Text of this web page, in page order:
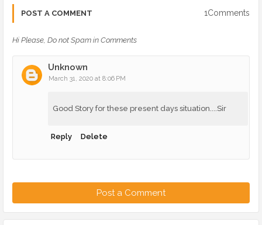
POST A COMMENT 1Comments
Hi Please, Do not Spam in Comments
Unknown
March 31, 2020 at 8:06 PM
Good Story for these present days situation....Sir
Reply Delete
Post a Comment